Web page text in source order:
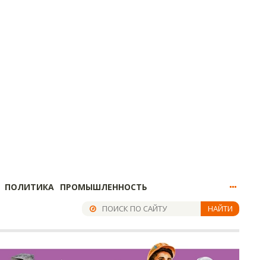
ПОЛИТИКА ПРОМЫШЛЕННОСТЬ
НАЙТИ